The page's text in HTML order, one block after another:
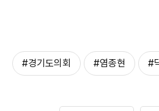
#경기도의회 #염종현 #